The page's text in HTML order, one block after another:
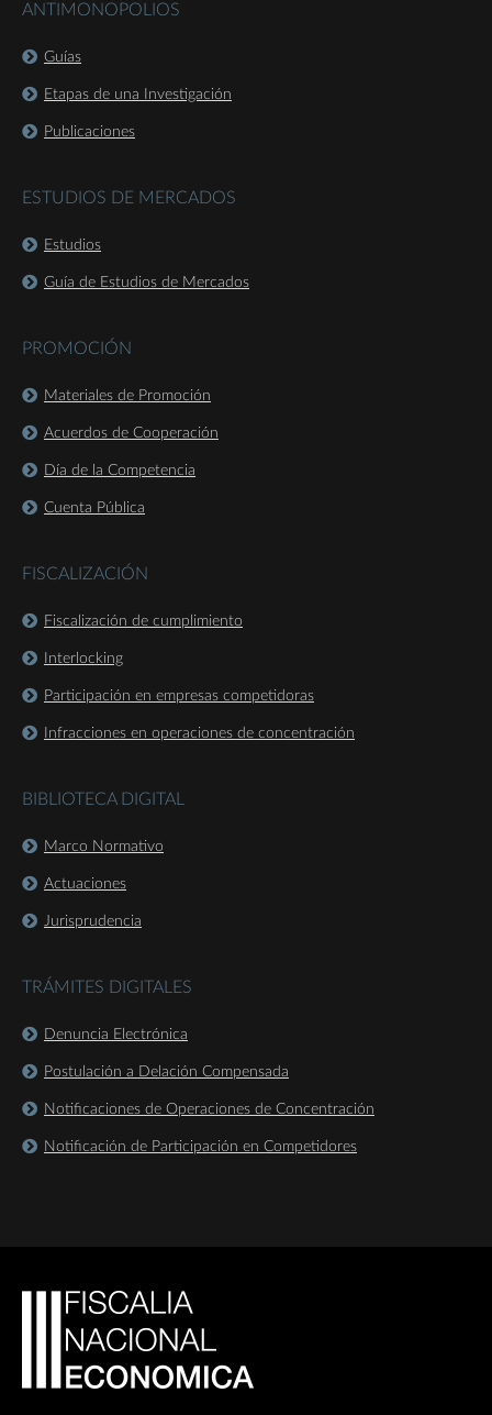
ANTIMONOPOLIOS
Guías
Etapas de una Investigación
Publicaciones
ESTUDIOS DE MERCADOS
Estudios
Guía de Estudios de Mercados
PROMOCIÓN
Materiales de Promoción
Acuerdos de Cooperación
Día de la Competencia
Cuenta Pública
FISCALIZACIÓN
Fiscalización de cumplimiento
Interlocking
Participación en empresas competidoras
Infracciones en operaciones de concentración
BIBLIOTECA DIGITAL
Marco Normativo
Actuaciones
Jurisprudencia
TRÁMITES DIGITALES
Denuncia Electrónica
Postulación a Delación Compensada
Notificaciones de Operaciones de Concentración
Notificación de Participación en Competidores